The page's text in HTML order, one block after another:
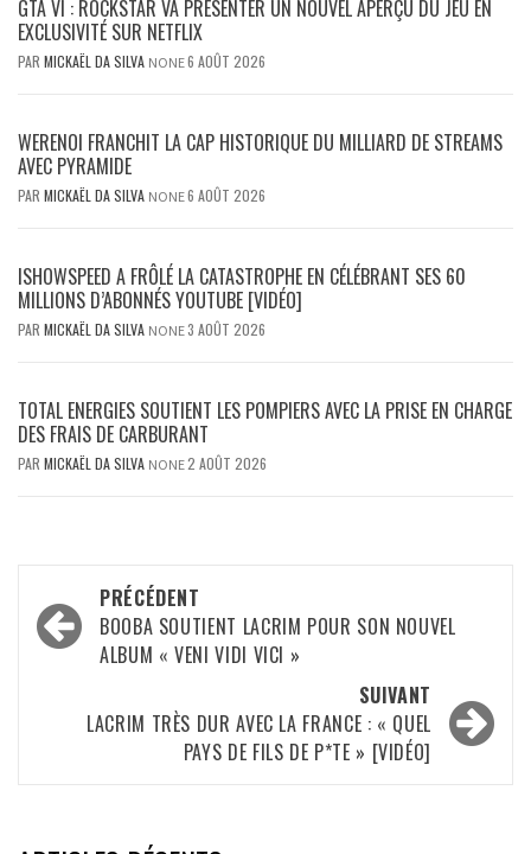
GTA VI : ROCKSTAR VA PRÉSENTER UN NOUVEL APERÇU DU JEU EN
EXCLUSIVITÉ SUR NETFLIX
PAR MICKAËL DA SILVA NONE6 AOÛT 2026
WERENOI FRANCHIT LA CAP HISTORIQUE DU MILLIARD DE STREAMS
AVEC PYRAMIDE
PAR MICKAËL DA SILVA NONE6 AOÛT 2026
ISHOWSPEED A FRÔLÉ LA CATASTROPHE EN CÉLÉBRANT SES 60
MILLIONS D’ABONNÉS YOUTUBE [VIDÉO]
PAR MICKAËL DA SILVA NONE3 AOÛT 2026
TOTAL ENERGIES SOUTIENT LES POMPIERS AVEC LA PRISE EN CHARGE
DES FRAIS DE CARBURANT
PAR MICKAËL DA SILVA NONE2 AOÛT 2026
Navigation
d’article
PRÉCÉDENT
BOOBA SOUTIENT LACRIM POUR SON NOUVEL
ALBUM « VENI VIDI VICI »
SUIVANT
LACRIM TRÈS DUR AVEC LA FRANCE : « QUEL
PAYS DE FILS DE P*TE » [VIDÉO]